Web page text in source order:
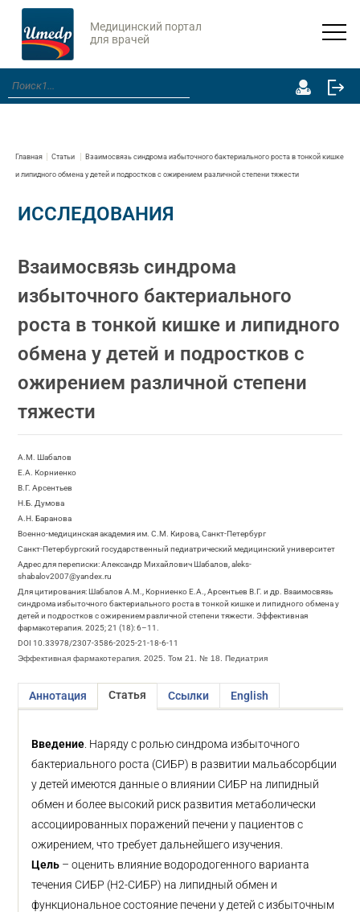
Медицинский портал
для врачей
Главная Статьи Взаимосвязь синдрома избыточного бактериального роста в тонкой кишке
и липидного обмена у детей и подростков с ожирением различной степени тяжести
ИССЛЕДОВАНИЯ
Взаимосвязь синдрома
избыточного бактериального
роста в тонкой кишке и липидного
обмена у детей и подростков с
ожирением различной степени
тяжести
А.М. Шабалов
Е.А. Корниенко
В.Г. Арсентьев
Н.Б. Думова
А.Н. Баранова
Военно-медицинская академия им. С.М. Кирова, Санкт-Петербург
Санкт-Петербургский государственный педиатрический медицинский университет
Адрес для переписки: Александр Михайлович Шабалов, aleks-
shabalov2007@yandex.ru
Для цитирования: Шабалов А.М., Корниенко Е.А., Арсентьев В.Г. и др. Взаимосвязь
синдрома избыточного бактериального роста в тонкой кишке и липидного обмена у
детей и подростков с ожирением различной степени тяжести. Эффективная
фармакотерапия. 2025; 21 (18): 6–11.
DOI 10.33978/2307-3586-2025-21-18-6-11
Эффективная фармакотерапия. 2025. Том 21. № 18. Педиатрия
Аннотация Статья Ссылки English
Введение . Наряду с ролью синдрома избыточного
бактериального роста (СИБР) в развитии мальабсорбции
у детей имеются данные о влиянии СИБР на липидный
обмен и более высокий риск развития метаболически
ассоциированных поражений печени у пациентов с
ожирением, что требует дальнейшего изучения.
Цель – оценить влияние водородогенного варианта
течения СИБР (H2-СИБР) на липидный обмен и
функциональное состояние печени у детей с избыточным